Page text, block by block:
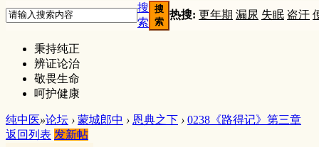
搜
索
搜
索
热搜: 更年期 漏尿 失眠 盗汗
秉持纯正
辨证论治
敬畏生命
呵护健康
纯中医»论坛 › 蒙城郎中 › 恩典之下 › 0238《路得记》第三章
返回列表 发新帖